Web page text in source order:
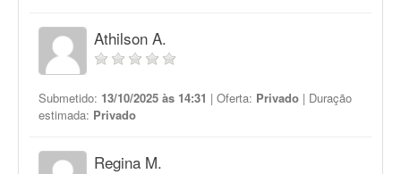
Athilson A.
Submetido: 13/10/2025 às 14:31 | Oferta: Privado | Duração
estimada: Privado
Regina M.